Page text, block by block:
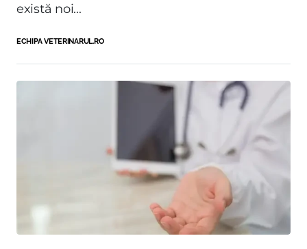
există noi...
ECHIPA VETERINARUL.RO